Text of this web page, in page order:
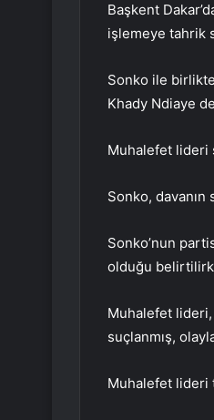
Başkent
işlemeye tahrik
Sonko ile
Khady Ndiaye
Muhalefet lideri
Sonko,
Sonko’nun
olduğu
Muhalefet lideri,
suçlanmış,
Muhalefet lideri